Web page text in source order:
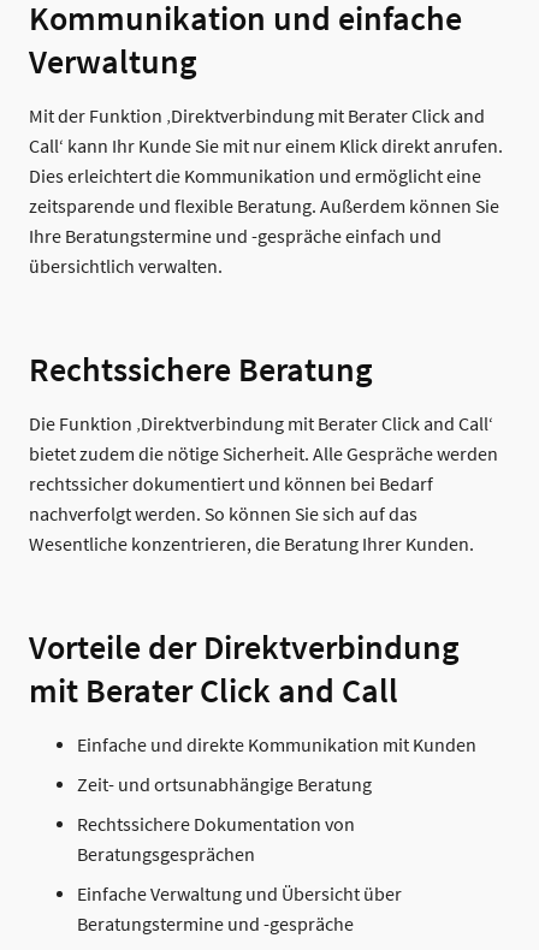
Kommunikation und einfache
Verwaltung
Mit der Funktion ‚Direktverbindung mit Berater Click and
Call‘ kann Ihr Kunde Sie mit nur einem Klick direkt anrufen.
Dies erleichtert die Kommunikation und ermöglicht eine
zeitsparende und flexible Beratung. Außerdem können Sie
Ihre Beratungstermine und -gespräche einfach und
übersichtlich verwalten.
Rechtssichere Beratung
Die Funktion ‚Direktverbindung mit Berater Click and Call‘
bietet zudem die nötige Sicherheit. Alle Gespräche werden
rechtssicher dokumentiert und können bei Bedarf
nachverfolgt werden. So können Sie sich auf das
Wesentliche konzentrieren, die Beratung Ihrer Kunden.
Vorteile der Direktverbindung
mit Berater Click and Call
Einfache und direkte Kommunikation mit Kunden
Zeit- und ortsunabhängige Beratung
Rechtssichere Dokumentation von
Beratungsgesprächen
Einfache Verwaltung und Übersicht über
Beratungstermine und -gespräche